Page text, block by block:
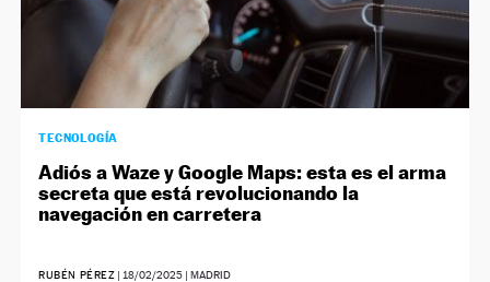
TECNOLOGÍA
Adiós a Waze y Google Maps: esta es el arma
secreta que está revolucionando la
navegación en carretera
RUBÉN PÉREZ | 18/02/2025 | MADRID